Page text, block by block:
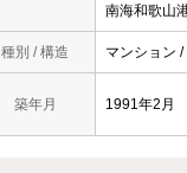
南海和歌山
種別 / 構造 マンション
築年月 1991年2月